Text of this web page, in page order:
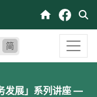
简
发展」系列讲座 —